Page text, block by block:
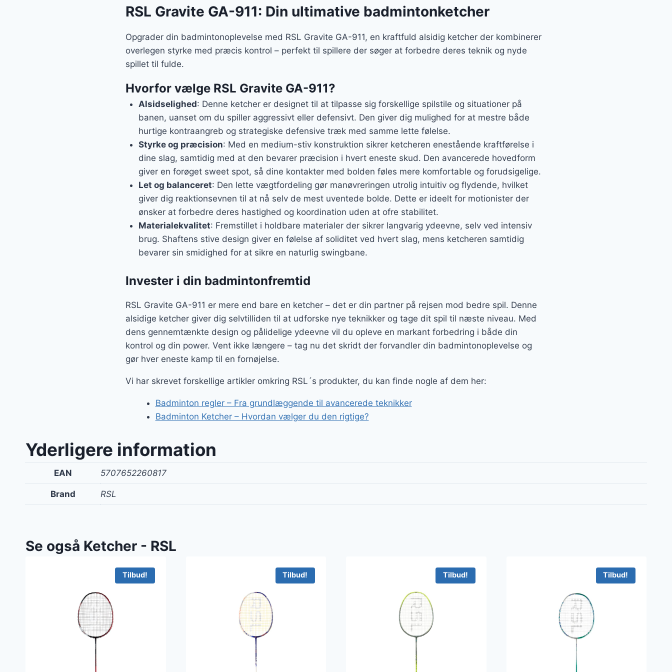
RSL Gravite GA-911: Din ultimative badmintonketcher
Opgrader din badmintonoplevelse med RSL Gravite GA-911, en kraftfuld alsidig ketcher der kombinerer
overlegen styrke med præcis kontrol – perfekt til spillere der søger at forbedre deres teknik og nyde
spillet til fulde.
Hvorfor vælge RSL Gravite GA-911?
Alsidselighed: Denne ketcher er designet til at tilpasse sig forskellige spilstile og situationer på
banen, uanset om du spiller aggressivt eller defensivt. Den giver dig mulighed for at mestre både
hurtige kontraangreb og strategiske defensive træk med samme lette følelse.
Styrke og præcision: Med en medium-stiv konstruktion sikrer ketcheren enestående kraftførelse i
dine slag, samtidig med at den bevarer præcision i hvert eneste skud. Den avancerede hovedform
giver en forøget sweet spot, så dine kontakter med bolden føles mere komfortable og forudsigelige.
Let og balanceret: Den lette vægtfordeling gør manøvreringen utrolig intuitiv og flydende, hvilket
giver dig reaktionsevnen til at nå selv de mest uventede bolde. Dette er ideelt for motionister der
ønsker at forbedre deres hastighed og koordination uden at ofre stabilitet.
Materialekvalitet: Fremstillet i holdbare materialer der sikrer langvarig ydeevne, selv ved intensiv
brug. Shaftens stive design giver en følelse af soliditet ved hvert slag, mens ketcheren samtidig
bevarer sin smidighed for at sikre en naturlig swingbane.
Invester i din badmintonfremtid
RSL Gravite GA-911 er mere end bare en ketcher – det er din partner på rejsen mod bedre spil. Denne
alsidige ketcher giver dig selvtilliden til at udforske nye teknikker og tage dit spil til næste niveau. Med
dens gennemtænkte design og pålidelige ydeevne vil du opleve en markant forbedring i både din
kontrol og din power. Vent ikke længere – tag nu det skridt der forvandler din badmintonoplevelse og
gør hver eneste kamp til en fornøjelse.
Vi har skrevet forskellige artikler omkring RSL´s produkter, du kan finde nogle af dem her:
Badminton regler – Fra grundlæggende til avancerede teknikker
Badminton Ketcher – Hvordan vælger du den rigtige?
Yderligere information
EAN 5707652260817
Brand RSL
Se også Ketcher - RSL
Tilbud! Tilbud! Tilbud! Tilbud!